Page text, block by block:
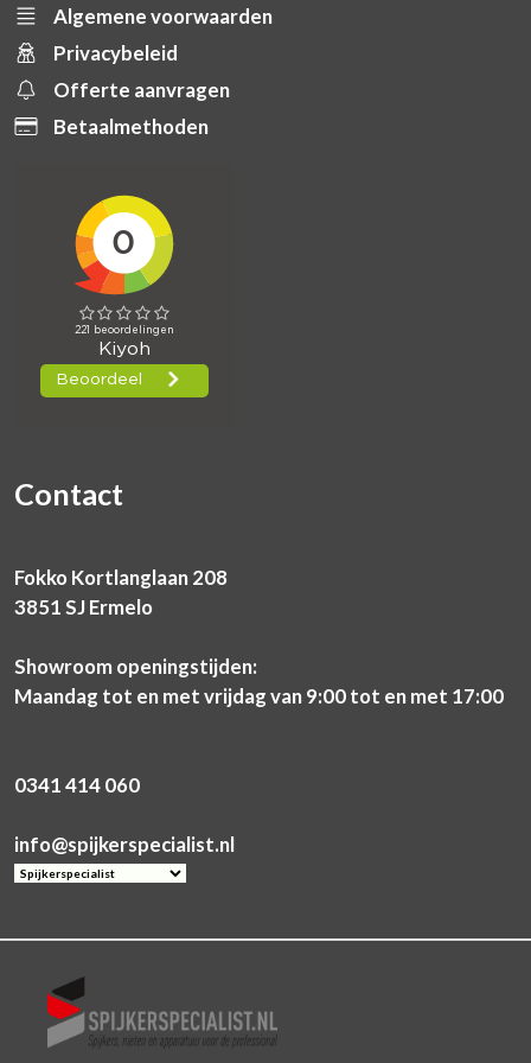
Algemene voorwaarden
Privacybeleid
Offerte aanvragen
Betaalmethoden
Contact
Fokko Kortlanglaan 208
3851 SJ Ermelo
Showroom openingstijden:
Maandag tot en met vrijdag van 9:00 tot en met 17:00
0341 414 060
info@spijkerspecialist.nl